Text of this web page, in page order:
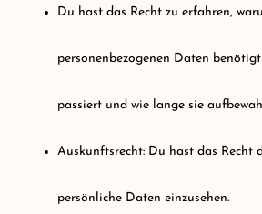
Du hast das Recht zu erfahren,
personenbezogenen Daten
passiert und wie lange sie
Auskunftsrecht: Du hast das Recht
persönliche Daten einzusehen.